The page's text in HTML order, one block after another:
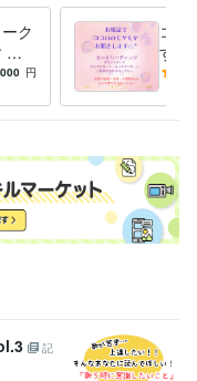
ク
練
お
円
ココ
す
軽
記